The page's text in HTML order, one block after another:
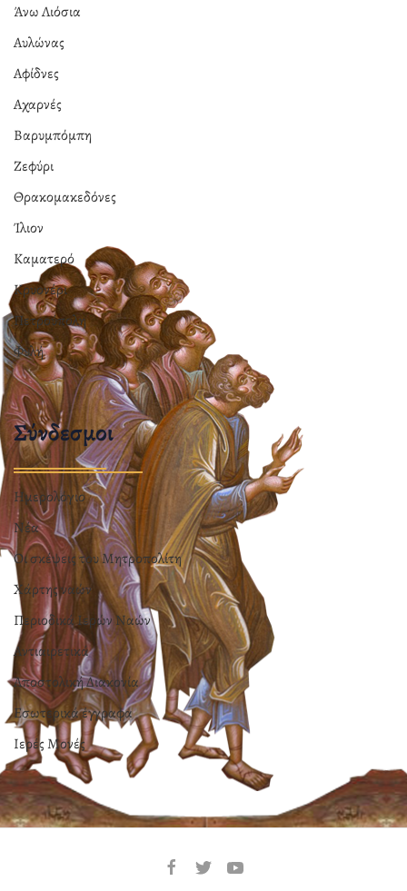
Άνω Λιόσια
Αυλώνας
Αφίδνες
Αχαρνές
Βαρυμπόμπη
Ζεφύρι
Θρακομακεδόνες
Ίλιον
Καματερό
Κρυονέρι
Πετρούπολη
Φυλή
Σύνδεσμοι
Ημερολόγιο
Νέα
Οι σκέψεις του Μητροπολίτη
Χάρτης ναών
Περιοδικά Ιερών Ναών
Αντιαιρετικά
Αποστολική Διακονία
Εσωτερικά έγγραφα
Ιερές Μονές